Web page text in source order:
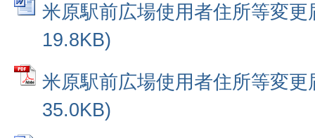
米原駅前広場使用者住所等変
19.8KB)
米原駅前広場使用者住所等変
35.0KB)